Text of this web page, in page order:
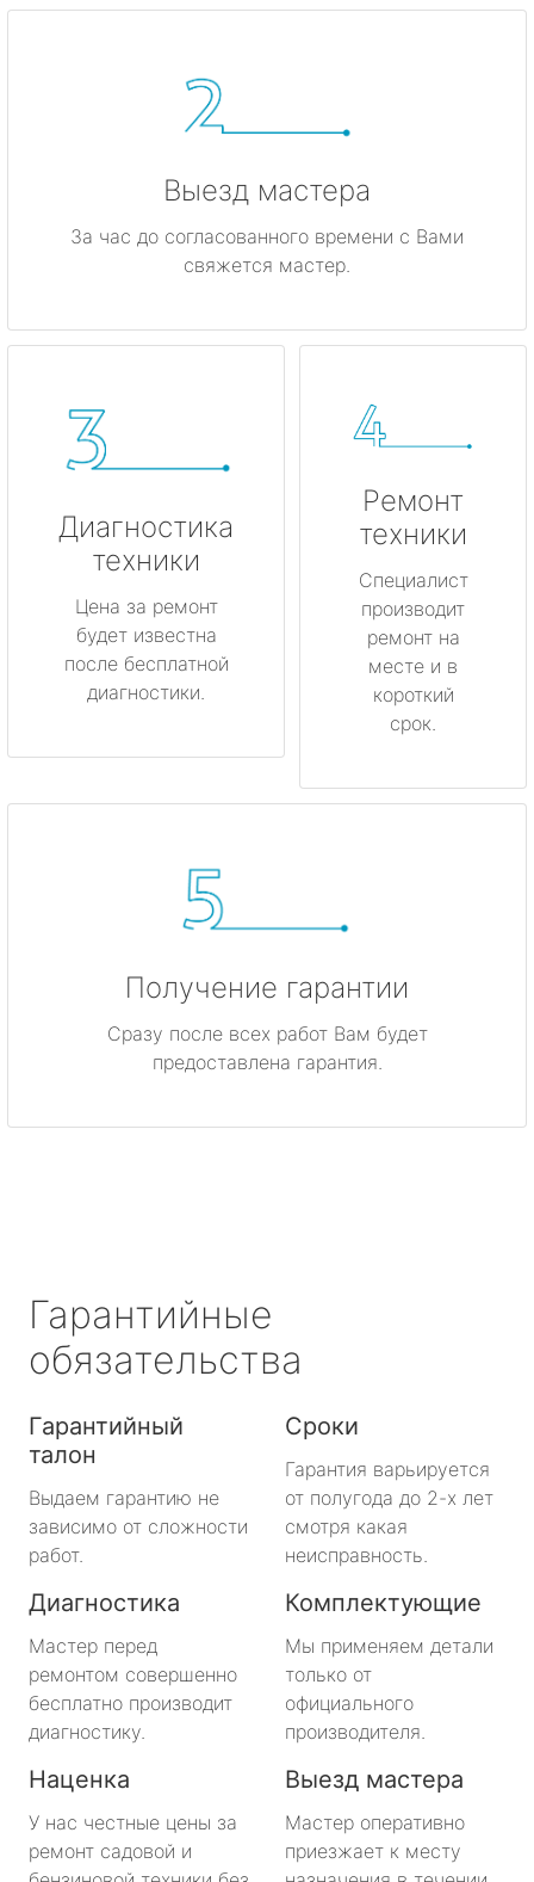
Выезд мастера
За час до согласованного времени с Вами
свяжется мастер.
Диагностика
техники
Цена за ремонт
будет известна
после бесплатной
диагностики.
Ремонт
техники
Специалист
производит
ремонт на
месте и в
короткий
срок.
Получение гарантии
Сразу после всех работ Вам будет
предоставлена гарантия.
Гарантийные
обязательства
Гарантийный
талон
Выдаем гарантию не
зависимо от сложности
работ.
Сроки
Гарантия варьируется
от полугода до 2-х лет
смотря какая
неисправность.
Диагностика
Мастер перед
ремонтом совершенно
бесплатно производит
диагностику.
Комплектующие
Мы применяем детали
только от
официального
производителя.
Наценка
У нас честные цены за
ремонт садовой и
Выезд мастера
Мастер оперативно
приезжает к месту